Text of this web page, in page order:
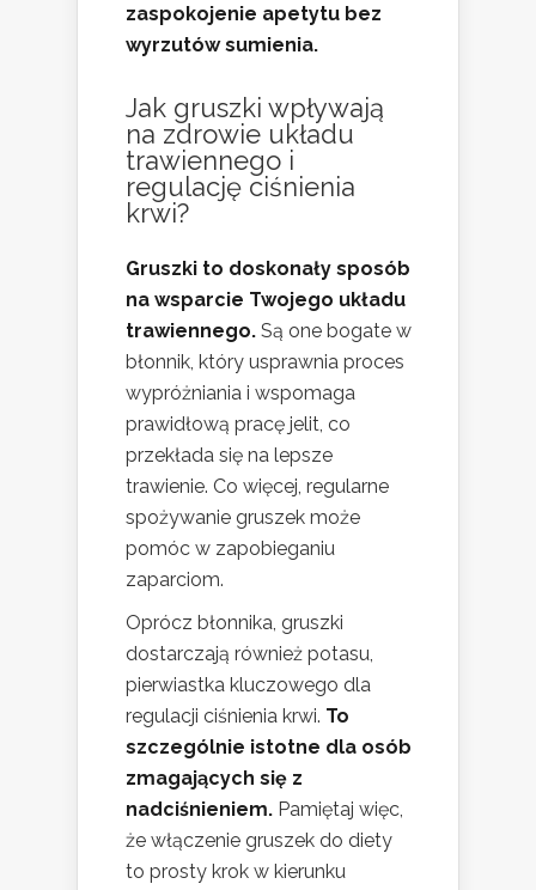
zaspokojenie apetytu bez
wyrzutów sumienia.
Jak gruszki wpływają
na zdrowie układu
trawiennego i
regulację ciśnienia
krwi?
Gruszki to doskonały sposób
na wsparcie Twojego układu
trawiennego. Są one bogate w
błonnik, który usprawnia proces
wypróżniania i wspomaga
prawidłową pracę jelit, co
przekłada się na lepsze
trawienie. Co więcej, regularne
spożywanie gruszek może
pomóc w zapobieganiu
zaparciom.
Oprócz błonnika, gruszki
dostarczają również potasu,
pierwiastka kluczowego dla
regulacji ciśnienia krwi. To
szczególnie istotne dla osób
zmagających się z
nadciśnieniem. Pamiętaj więc,
że włączenie gruszek do diety
to prosty krok w kierunku